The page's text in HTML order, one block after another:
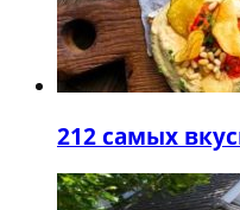
212 самых